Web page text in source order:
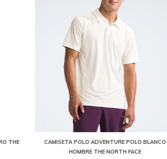
THE
CAMISETA POLO ADVENTURE POLO BLANCO
HOMBRE THE NORTH FACE